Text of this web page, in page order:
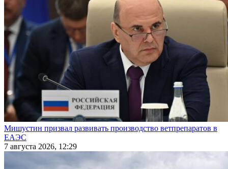
Мишустин призвал развивать производство ветпрепаратов в
ЕАЭС
7 августа 2026, 12:29